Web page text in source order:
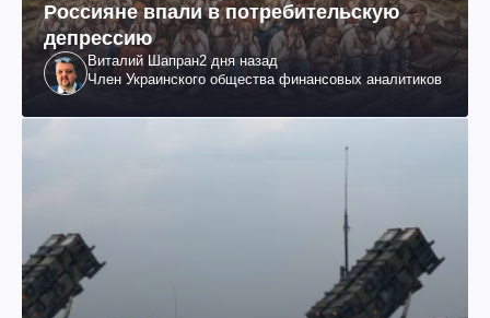
Россияне впали в потребительскую
депрессию
Виталий Шапран2 дня назад
Член Украинского общества финансовых аналитиков